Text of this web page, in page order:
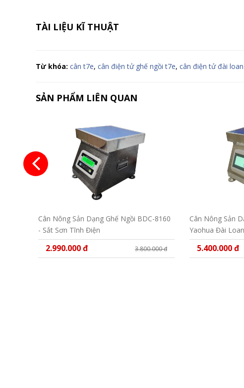
TÀI LIỆU KĨ THUẬT
Từ khóa: cân t7e, cân điện tử ghế ngồi t7e, cân điện tử đài
SẢN PHẨM LIÊN QUAN
Cân Nông Sản Dạng Ghế Ngồi BDC-8160
- Sắt Sơn Tĩnh Điện
2.990.000 đ 3.800.000 đ
Cân Nông Sản
Yaohua Đài
5.400.000 đ